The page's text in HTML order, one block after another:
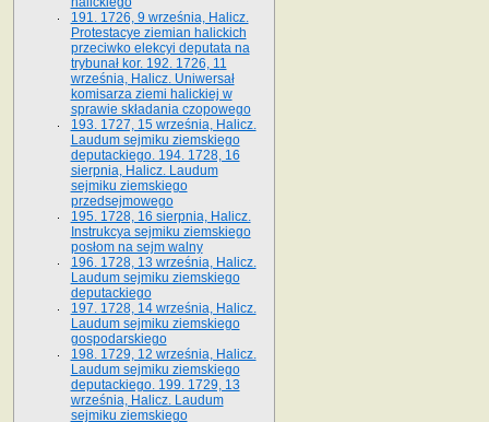
191. 1726, 9 września, Halicz.
Protestacye ziemian halickich
przeciwko elekcyi deputata na
trybunał kor. 192. 1726, 11
września, Halicz. Uniwersał
komisarza ziemi halickiej w
sprawie składania czopowego
193. 1727, 15 września, Halicz.
Laudum sejmiku ziemskiego
deputackiego. 194. 1728, 16
sierpnia, Halicz. Laudum
sejmiku ziemskiego
przedsejmowego
195. 1728, 16 sierpnia, Halicz.
Instrukcya sejmiku ziemskiego
posłom na sejm walny
196. 1728, 13 września, Halicz.
Laudum sejmiku ziemskiego
deputackiego
197. 1728, 14 września, Halicz.
Laudum sejmiku ziemskiego
gospodarskiego
198. 1729, 12 września, Halicz.
Laudum sejmiku ziemskiego
deputackiego. 199. 1729, 13
września, Halicz. Laudum
sejmiku ziemskiego